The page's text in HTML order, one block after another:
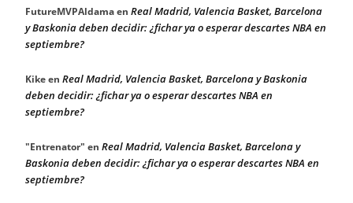
FutureMVPAldamaen Real Madrid, Valencia Basket, Barcelona
y Baskonia deben decidir: ¿fichar ya o esperar descartes NBA en
septiembre?
Kikeen Real Madrid, Valencia Basket, Barcelona y Baskonia
deben decidir: ¿fichar ya o esperar descartes NBA en
septiembre?
"Entrenator" en Real Madrid, Valencia Basket, Barcelona y
Baskonia deben decidir: ¿fichar ya o esperar descartes NBA en
septiembre?